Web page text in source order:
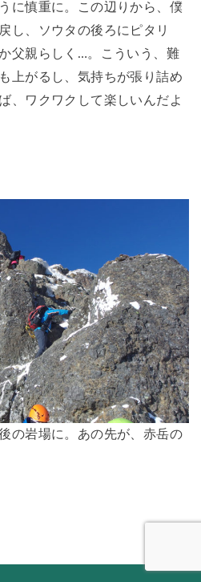
に慎重に。この辺りから、僕
し、ソウタの後ろにピタリ
父親らしく…。こういう、難
上がるし、気持ちが張り詰め
、ワクワクして楽しいんだよ
の岩場に。あの先が、赤岳の